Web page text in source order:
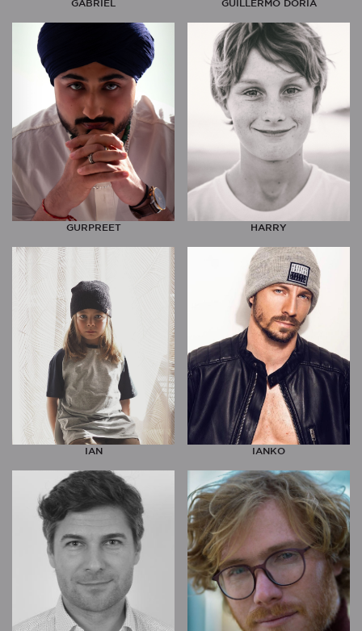
GABRIEL GUILLERMO DORIA
GURPREET HARRY
IAN IANKO